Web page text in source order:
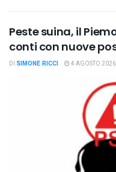
Peste suina, il
conti con nuove
DI SIMONE RICCI 4 AGOSTO 2026